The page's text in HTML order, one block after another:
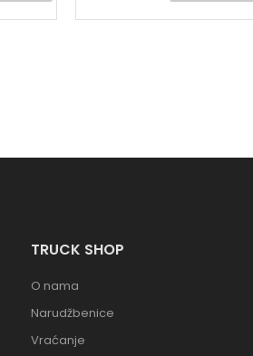
TRUCK SHOP
O nama
Narudžbenice
Vraćanje